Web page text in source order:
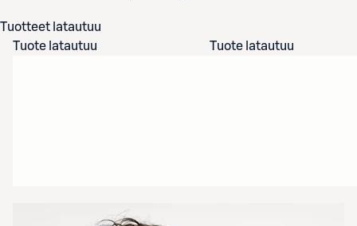
Tuotteet latautuu
Tuote latautuu
Tuote latautuu